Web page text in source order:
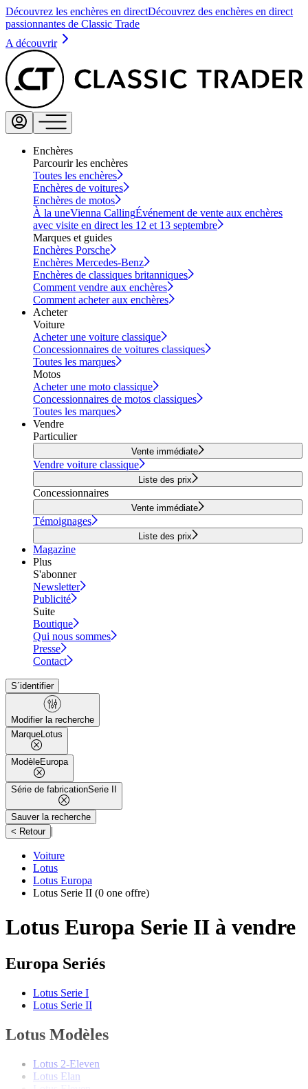
Découvrez les enchères en directDécouvrez des enchères en direct
passionnantes de Classic Trade
A découvrir
Enchères
Parcourir les enchères
Toutes les enchères
Enchères de voitures
Enchères de motos
À la uneVienna CallingÉvénement de vente aux enchères
avec visite en direct les 12 et 13 septembre
Marques et guides
Enchères Porsche
Enchères Mercedes-Benz
Enchères de classiques britanniques
Comment vendre aux enchères
Comment acheter aux enchères
Acheter
Voiture
Acheter une voiture classique
Concessionnaires de voitures classiques
Toutes les marques
Motos
Acheter une moto classique
Concessionnaires de motos classiques
Toutes les marques
Vendre
Particulier
Vente immédiate
Vendre voiture classique
Liste des prix
Concessionnaires
Vente immédiate
Témoignages
Liste des prix
Magazine
Plus
S'abonner
Newsletter
Publicité
Suite
Boutique
Qui nous sommes
Presse
Contact
S´identifier
Modifier la recherche
MarqueLotus
ModèleEuropa
Série de fabricationSerie II
Sauver la recherche
< Retour |
Voiture
Lotus
Lotus Europa
Lotus Serie II (0 one offre)
Lotus Europa Serie II à vendre
Europa Seriés
Lotus Serie I
Lotus Serie II
Lotus Modèles
Lotus 2-Eleven
Lotus Elan